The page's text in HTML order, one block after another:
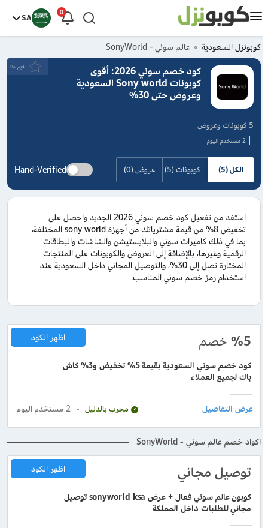
0
SA
كوبونزل السعودية عالم سوني - SonyWorld
كود خصم سوني 2026: أقوى
كوبونات Sony world السعودية
وعروض حتى 30%
5 كوبونات وعروض
2 مستخدم اليوم
قيَم هذا
الكل (5) كوبونات (5) عروض (0) Hand-Verified
استفد من تفعيل كود خصم سوني 2026 الجديد واحصل على
تخفيض 8% من قيمة مشترياتك من أجهزة sony world المختلفة،
بما في ذلك كاميرات سوني والبلايستيشن والشاشات والبطاقات
الرقمية وغيرها، بالإضافة إلى العروض والكوبونات على المنتجات
المختارة تصل إلى 30%، والتوصيل المجاني داخل السعودية عند
استخدام رمز خصم سوني المناسب.
%5 خصم
كود خصم سوني السعودية بقيمة 5% تخفيض و3% كاش
باك لجميع العملاء
اظهر الكود
مجرب بالدليل 2 مستخدم اليوم
اكواد خصم عالم سوني - SonyWorld
توصيل مجاني
كوبون عالم سوني فعال + عرض sonyworld ksa توصيل
مجاني للطلبات داخل المملكة
اظهر الكود